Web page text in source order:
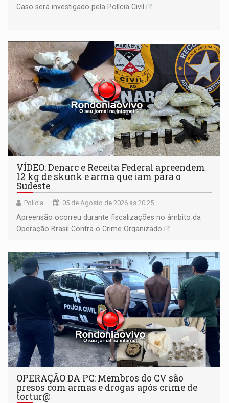
Caso será investigado pela Polícia Civil
VÍDEO: Denarc e Receita Federal apreendem
12 kg de skunk e arma que iam para o
Sudeste
Polícia 05 de Agosto de 2026 às 20:25
Apreensão ocorreu durante fiscalizações no âmbito da
Operação Brasil Contra o Crime Organizado
OPERAÇÃO DA PC: Membros do CV são
presos com armas e drogas após crime de
tortur@